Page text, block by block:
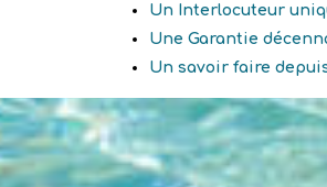
Un Interlocuteur
Une Garantie
Un savoir faire depuis